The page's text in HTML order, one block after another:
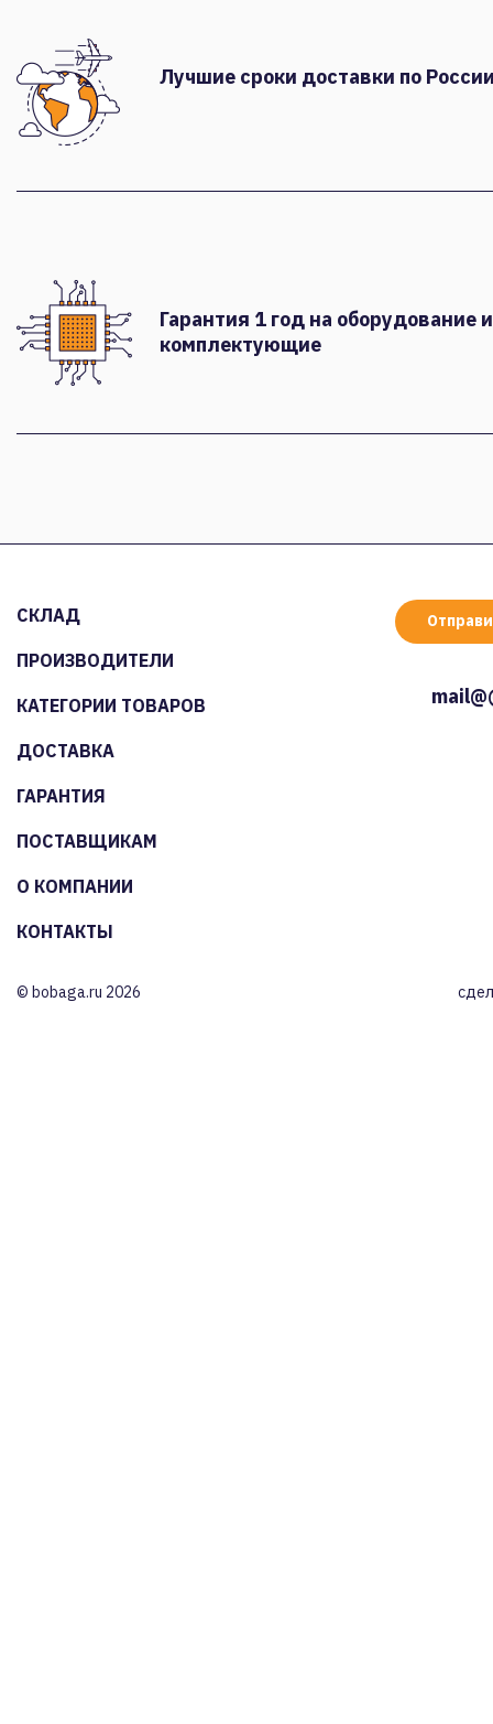
Лучшие сроки доставки по
Гарантия 1 год на оборудование и
комплектующие
СКЛАД
ПРОИЗВОДИТЕЛИ
КАТЕГОРИИ ТОВАРОВ
ДОСТАВКА
ГАРАНТИЯ
ПОСТАВЩИКАМ
О КОМПАНИИ
КОНТАКТЫ
© bobaga.ru 2026